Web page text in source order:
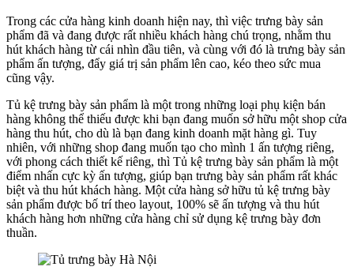
Trong các cửa hàng kinh doanh hiện nay, thì việc trưng bày sản
phẩm đã và đang được rất nhiều khách hàng chú trọng, nhằm thu
hút khách hàng từ cái nhìn đầu tiên, và cùng với đó là trưng bày sản
phẩm ấn tượng, đẩy giá trị sản phẩm lên cao, kéo theo sức mua
cũng vậy.
Tủ kệ trưng bày sản phẩm là một trong những loại phụ kiện bán
hàng không thể thiếu được khi bạn đang muốn sở hữu một shop cửa
hàng thu hút, cho dù là bạn đang kinh doanh mặt hàng gì. Tuy
nhiên, với những shop đang muốn tạo cho mình 1 ấn tượng riêng,
với phong cách thiết kế riêng, thì Tủ kệ trưng bày sản phẩm là một
điểm nhấn cực kỳ ấn tượng, giúp bạn trưng bày sản phẩm rất khác
biệt và thu hút khách hàng. Một cửa hàng sở hữu tủ kệ trưng bày
sản phẩm được bố trí theo layout, 100% sẽ ấn tượng và thu hút
khách hàng hơn những cửa hàng chỉ sử dụng kệ trưng bày đơn
thuần.